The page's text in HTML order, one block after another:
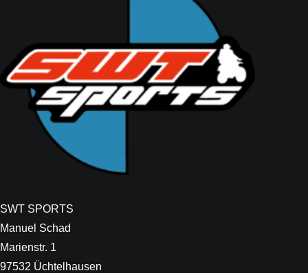
SWT SPORTS
Manuel Schad
Marienstr. 1
97532 Üchtelhausen